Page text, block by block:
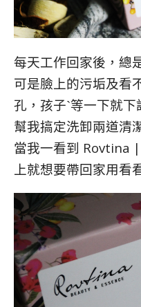
每天工作回家後，總
可是臉上的污垢及看
孔，孩子ˋ等一下就
幫我搞定洗卸兩道清
當我一看到 Rovtina
上就想要帶回家用看